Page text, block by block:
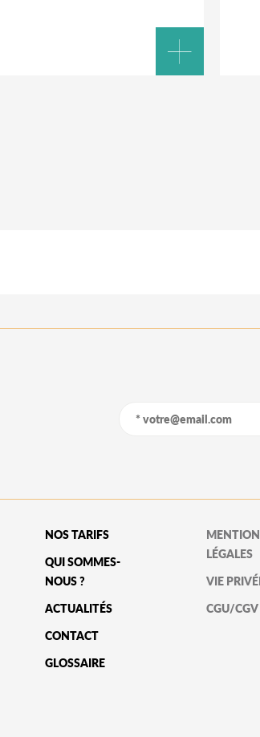
NOS TARIFS
QUI SOMMES-
NOUS ?
ACTUALITÉS
CONTACT
GLOSSAIRE
LÉGALES
VIE
CGU/CGV